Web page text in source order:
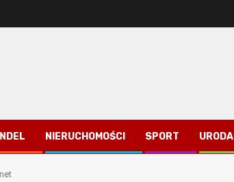
NIERUCHOMOŚCI SPORT URODA